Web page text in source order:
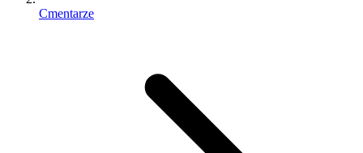
Cmentarze